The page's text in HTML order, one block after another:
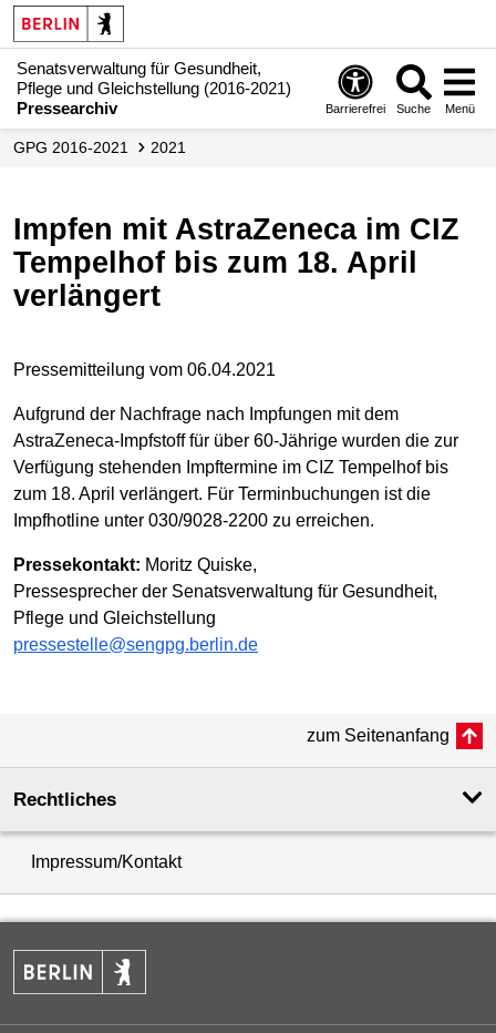
Senatsverwaltung für Gesundheit,
Pflege und Gleichstellung (2016-2021)
Pressearchiv
Barrierefrei Suche Menü
GPG 2016-2021 2021
Impfen mit AstraZeneca im CIZ
Tempelhof bis zum 18. April
verlängert
Pressemitteilung vom 06.04.2021
Aufgrund der Nachfrage nach Impfungen mit dem
AstraZeneca-Impfstoff für über 60-Jährige wurden die zur
Verfügung stehenden Impftermine im CIZ Tempelhof bis
zum 18. April verlängert. Für Terminbuchungen ist die
Impfhotline unter 030/9028-2200 zu erreichen.
Pressekontakt: Moritz Quiske,
Pressesprecher der Senatsverwaltung für Gesundheit,
Pflege und Gleichstellung
pressestelle@sengpg.berlin.de
zum Seitenanfang
Rechtliches
Impressum/Kontakt